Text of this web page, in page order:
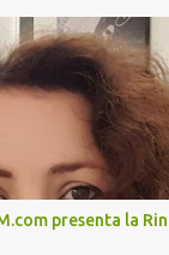
presenta la